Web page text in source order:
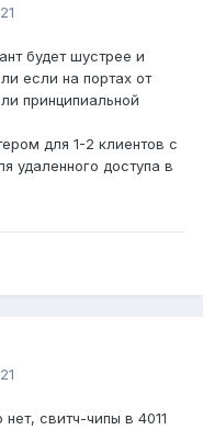
будет шустрее и
если на портах от
принципиальной
для 1-2 клиентов с
удаленного доступа в
свитч-чипы в 4011